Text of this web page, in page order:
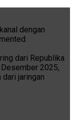
dengan
dari Republika
2025,
jaringan